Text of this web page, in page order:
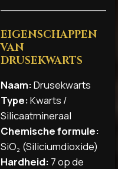
EIGENSCHAPPEN
VAN
DRUSEKWARTS
Naam:Drusekwarts
Type:Kwarts /
Silicaatmineraal
Chemische formule:
SiO₂ (Siliciumdioxide)
Hardheid: 7 op de